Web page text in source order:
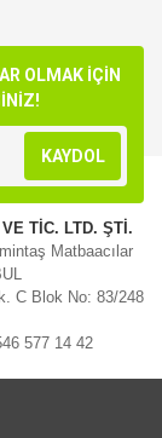
OLMAK İÇİN
KAYDOL
TİC. LTD. ŞTİ.
Matbaacılar
C Blok No: 83/248
577 14 42